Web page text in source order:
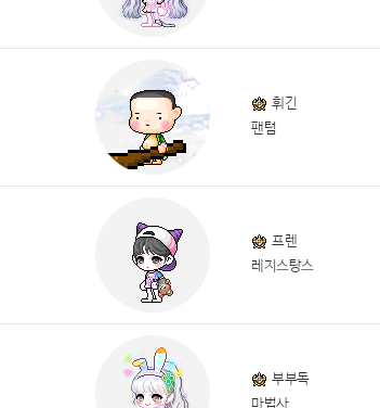
휘긴
팬텀
프렌
레지스탕스
부부독
마법사